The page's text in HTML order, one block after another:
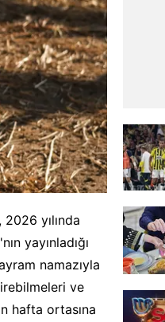
, 2026 yılında
'nın yayınladığı
namazıyla
ve
hafta ortasına